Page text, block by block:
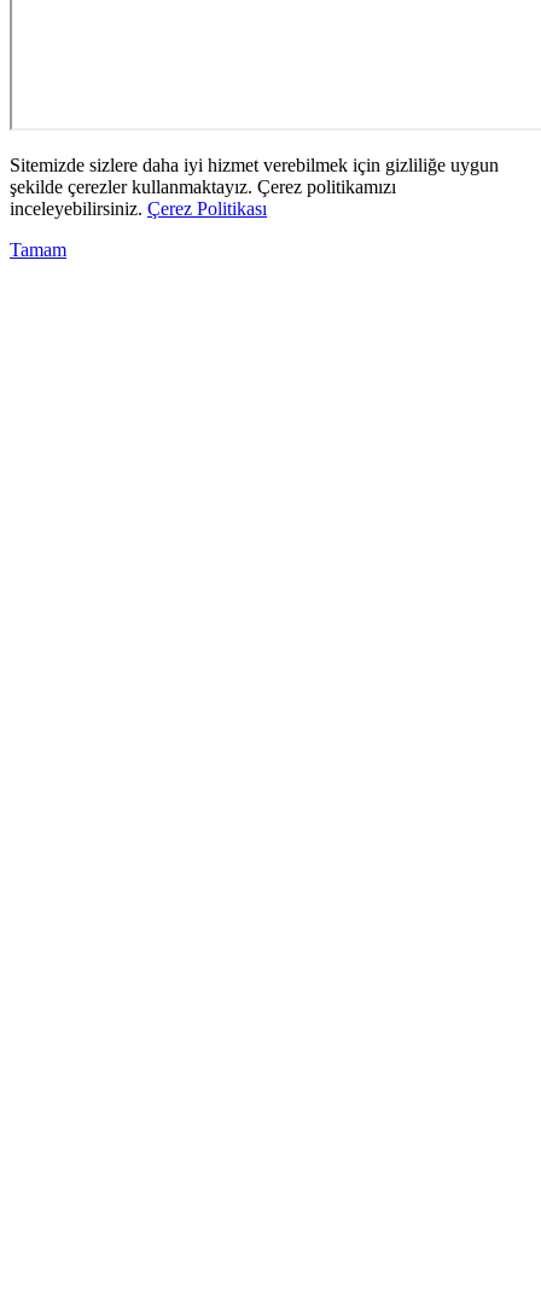
Sitemizde sizlere daha iyi hizmet verebilmek için gizliliğe uygun
şekilde çerezler kullanmaktayız. Çerez politikamızı
inceleyebilirsiniz. Çerez Politikası
Tamam